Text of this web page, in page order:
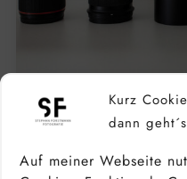
Kurz
dann
Auf meiner Webseite